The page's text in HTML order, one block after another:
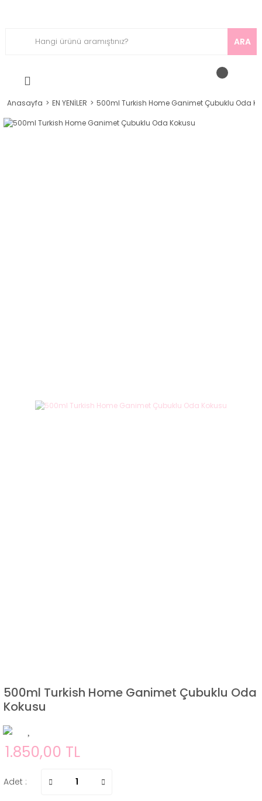
ARA
Anasayfa EN YENİLER 500ml Turkish Home Ganimet Çubuklu Oda
500ml Turkish Home Ganimet Çubuklu Oda
Kokusu
1.850,00 TL
Adet :